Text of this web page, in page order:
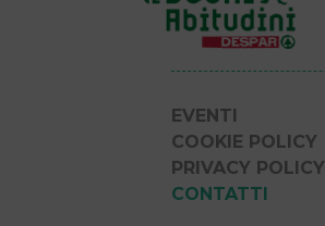
EVENTI
COOKIE POLICY
PRIVACY POLICY
CONTATTI